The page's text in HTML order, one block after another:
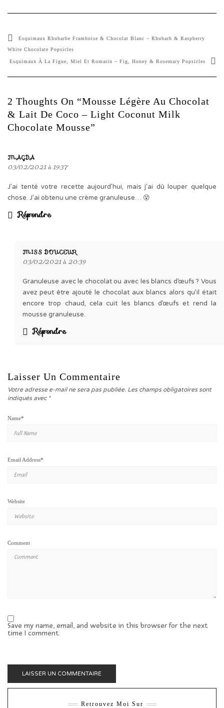
Esquimaux Rhubarbe Framboise & Chocolat Blanc ~ Rhubarb & Raspberry
White Chocolate Popsicles
Esquimaux À La Figue, Miel Et Romarin ~ Fig, Honey & Rosemary Popsicles
2 Thoughts On “Mousse Légère Au Chocolat
& Lait De Coco – Light Coconut Milk
Chocolate Mousse”
MAGDA
03/02/2021 à 19:37
J’ai tenté votre recette aujourd’hui, mais j’ai dû louper quelque
chose. J’ai obtenu une crème granuleuse… 😵
Répondre
MISS DOUCEUR
03/02/2021 à 20:39
Granuleuse avec le chocolat ou avec les blancs d’œufs ? Vous
avez peut être ajouté le chocolat aux blancs alors qu’il était
encore trop chaud, cela cuit les blancs d’œufs et rend la
mousse granuleuse.
Répondre
Laisser Un Commentaire
Votre adresse e-mail ne sera pas publiée. Les champs obligatoires sont
indiqués avec *
Name*
Email Address*
Website
Comment
Save my name, email, and website in this browser for the next
time I comment.
Retrouvez Moi Sur